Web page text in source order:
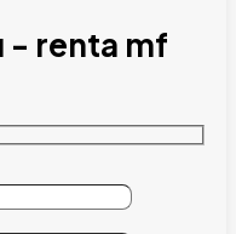
- renta mf